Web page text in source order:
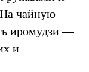
чайную
иромудзи —
и